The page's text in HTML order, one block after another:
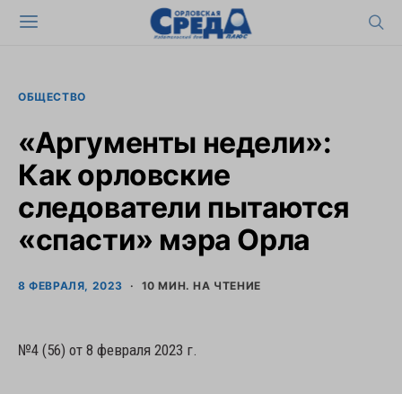
ОБЩЕСТВО
«Аргументы недели»:
Как орловские
следователи пытаются
«спасти» мэра Орла
8 ФЕВРАЛЯ, 2023 10 МИН. НА ЧТЕНИЕ
№4 (56) от 8 февраля 2023 г.